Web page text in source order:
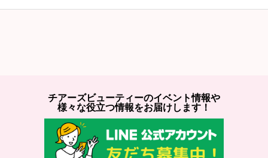
チアーズビューティーのイベント情報や
様々な役立つ情報をお届けします！